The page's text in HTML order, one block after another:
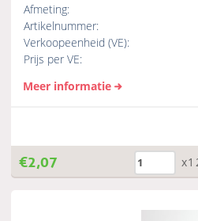
Afmeting:
Artikelnummer:
Verkoopeenheid (VE):
Prijs per VE:
Meer informatie
€2,07